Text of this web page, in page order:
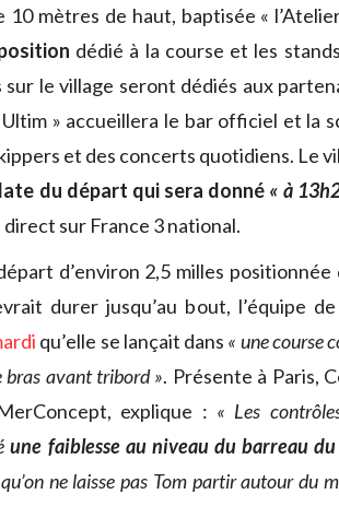
mètres de haut, baptisée «
dédié à la course et les
le village seront dédiés aux
» accueillera le bar officiel et la
et des concerts quotidiens. Le
du départ qui sera donné « à
sur France 3 national.
d’environ 2,5 milles positionnée
durer jusqu’au bout, l’équipe de
qu’elle se lançait dans « une course
bras avant tribord ». Présente à Paris,
explique : « Les
une faiblesse au niveau du barreau
ne laisse pas Tom partir autour du